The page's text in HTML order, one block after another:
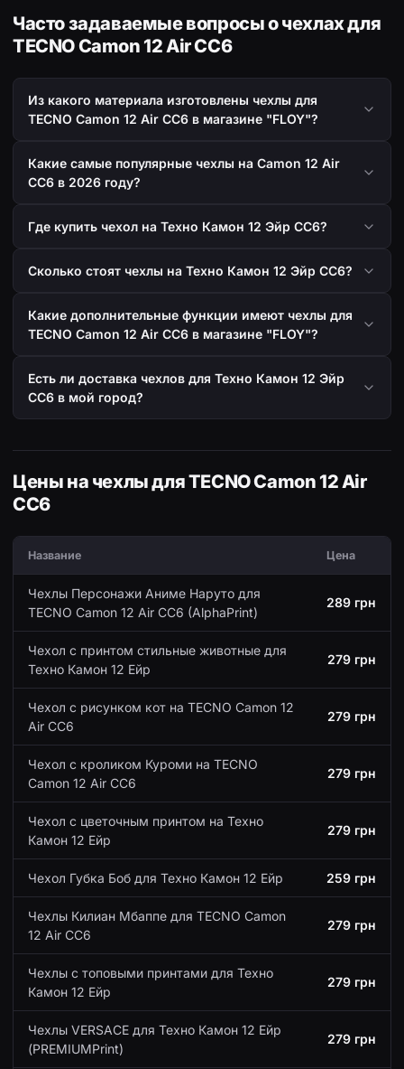
Часто задаваемые вопросы о чехлах для
TECNO Camon 12 Air CC6
Из какого материала изготовлены чехлы для
TECNO Camon 12 Air CC6 в магазине "FLOY"?
Какие самые популярные чехлы на Camon 12 Air
CC6 в 2026 году?
Где купить чехол на Техно Камон 12 Эйр СС6?
Сколько стоят чехлы на Техно Камон 12 Эйр СС6?
Какие дополнительные функции имеют чехлы для
TECNO Camon 12 Air CC6 в магазине "FLOY"?
Есть ли доставка чехлов для Техно Камон 12 Эйр
СС6 в мой город?
Цены на чехлы для TECNO Camon 12 Air
CC6
Название Цена
Чехлы Персонажи Аниме Наруто для
TECNO Camon 12 Air CC6 (AlphaPrint)
289 грн
Чехол с принтом стильные животные для
Техно Камон 12 Ейр
279 грн
Чехол с рисунком кот на TECNO Camon 12
Air CC6
279 грн
Чехол с кроликом Куроми на TECNO
Camon 12 Air CC6
279 грн
Чехол с цветочным принтом на Техно
Камон 12 Ейр
279 грн
Чехол Губка Боб для Техно Камон 12 Ейр 259 грн
Чехлы Килиан Мбаппе для TECNO Camon
12 Air CC6
279 грн
Чехлы с топовыми принтами для Техно
Камон 12 Ейр
279 грн
Чехлы VERSACE для Техно Камон 12 Ейр
(PREMIUMPrint)
279 грн